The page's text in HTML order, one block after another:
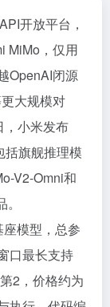
开放平台，
MiMo，仅用
OpenAI闭源
大规模对
，小米发布
括旗舰推理模
V2-Omni和
模型，总参
口最长支持
2，价格约为